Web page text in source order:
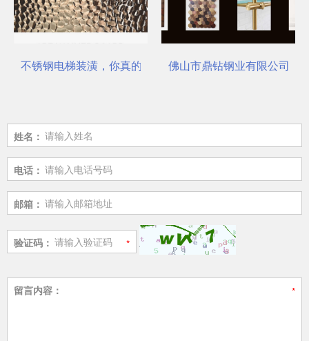
不锈钢电梯装潢，你真的选对了吗？佛山市鼎钻钢业有限公司，
姓名：
电话：
邮箱：
验证码：
留言内容：